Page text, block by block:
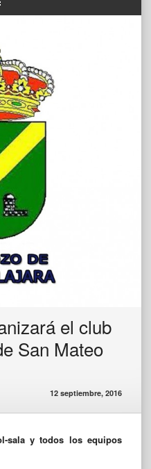
el club
San Mateo
12 septiembre, 2016
sala y todos los equipos